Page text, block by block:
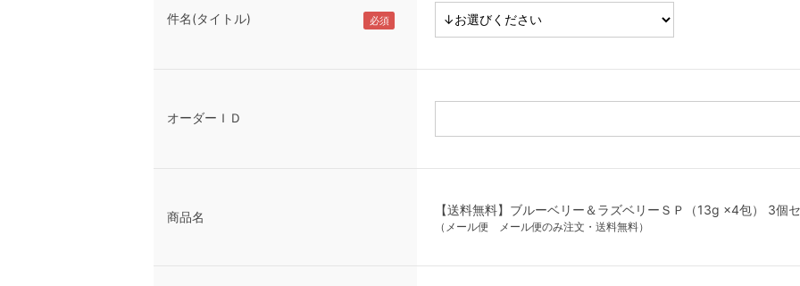
件名(タイトル)
オーダーＩＤ
商品名 【送料無料】ブルーベリー＆ラズベリーＳＰ（13g ×4包） 3個
（メール便 メール便のみ注文・送料無料）